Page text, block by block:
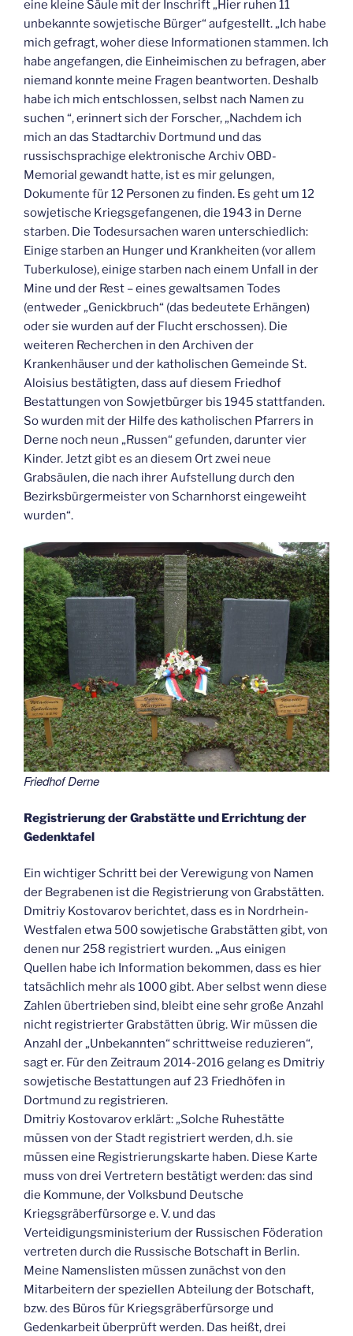
eine kleine Säule mit der Inschrift „Hier ruhen 11
unbekannte sowjetische Bürger“ aufgestellt. „Ich habe
mich gefragt, woher diese Informationen stammen. Ich
habe angefangen, die Einheimischen zu befragen, aber
niemand konnte meine Fragen beantworten. Deshalb
habe ich mich entschlossen, selbst nach Namen zu
suchen “, erinnert sich der Forscher, „Nachdem ich
mich an das Stadtarchiv Dortmund und das
russischsprachige elektronische Archiv OBD-
Memorial gewandt hatte, ist es mir gelungen,
Dokumente für 12 Personen zu finden. Es geht um 12
sowjetische Kriegsgefangenen, die 1943 in Derne
starben. Die Todesursachen waren unterschiedlich:
Einige starben an Hunger und Krankheiten (vor allem
Tuberkulose), einige starben nach einem Unfall in der
Mine und der Rest – eines gewaltsamen Todes
(entweder „Genickbruch“ (das bedeutete Erhängen)
oder sie wurden auf der Flucht erschossen). Die
weiteren Recherchen in den Archiven der
Krankenhäuser und der katholischen Gemeinde St.
Aloisius bestätigten, dass auf diesem Friedhof
Bestattungen von Sowjetbürger bis 1945 stattfanden.
So wurden mit der Hilfe des katholischen Pfarrers in
Derne noch neun „Russen“ gefunden, darunter vier
Kinder. Jetzt gibt es an diesem Ort zwei neue
Grabsäulen, die nach ihrer Aufstellung durch den
Bezirksbürgermeister von Scharnhorst eingeweiht
wurden“.
Friedhof Derne
Registrierung der Grabstätte und Errichtung der
Gedenktafel
Ein wichtiger Schritt bei der Verewigung von Namen
der Begrabenen ist die Registrierung von Grabstätten.
Dmitriy Kostovarov berichtet, dass es in Nordrhein-
Westfalen etwa 500 sowjetische Grabstätten gibt, von
denen nur 258 registriert wurden. „Aus einigen
Quellen habe ich Information bekommen, dass es hier
tatsächlich mehr als 1000 gibt. Aber selbst wenn diese
Zahlen übertrieben sind, bleibt eine sehr große Anzahl
nicht registrierter Grabstätten übrig. Wir müssen die
Anzahl der „Unbekannten“ schrittweise reduzieren“,
sagt er. Für den Zeitraum 2014-2016 gelang es Dmitriy
sowjetische Bestattungen auf 23 Friedhöfen in
Dortmund zu registrieren.
Dmitriy Kostovarov erklärt: „Solche Ruhestätte
müssen von der Stadt registriert werden, d.h. sie
müssen eine Registrierungskarte haben. Diese Karte
muss von drei Vertretern bestätigt werden: das sind
die Kommune, der Volksbund Deutsche
Kriegsgräberfürsorge e. V. und das
Verteidigungsministerium der Russischen Föderation
vertreten durch die Russische Botschaft in Berlin.
Meine Namenslisten müssen zunächst von den
Mitarbeitern der speziellen Abteilung der Botschaft,
bzw. des Büros für Kriegsgräberfürsorge und
Gedenkarbeit überprüft werden. Das heißt, drei